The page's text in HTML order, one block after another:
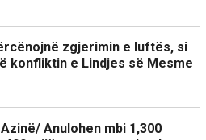
zgjerimin e luftës, si
konfliktin e Lindjes së Mesme
Anulohen mbi 1,300